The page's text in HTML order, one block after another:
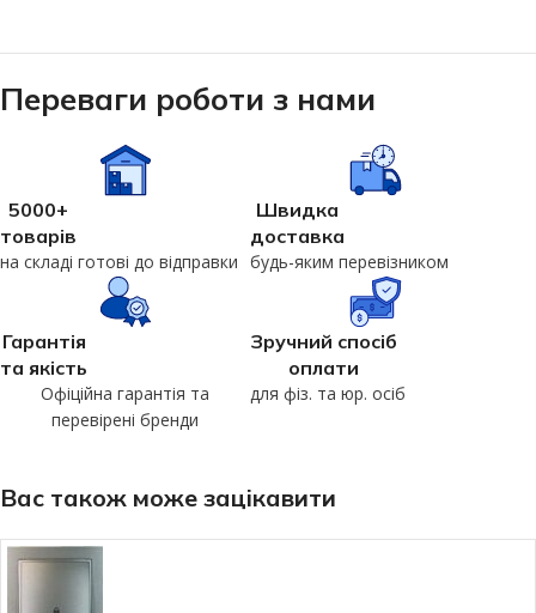
Переваги роботи з нами
5000+
товарів
на складі готові до відправки
Швидка
доставка
будь-яким перевізником
Гарантія
та якість
Офіційна гарантія та
перевірені бренди
Зручний спосіб
оплати
для фіз. та юр. осіб
Вас також може зацікавити